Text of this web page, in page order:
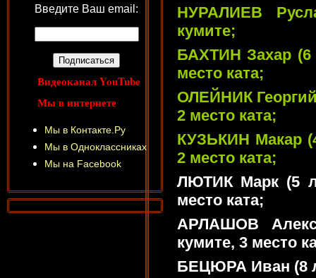
НУРАЛИЕВ
кумите;
БАХТИН Захар (6
место ката;
ОЛЕЙНИК
2 место ката;
КУЗЬКИН Макар
2 место ката;
ЛЮТИК Марк (5
место ката;
АРЛАШОВ
кумите, 3 место
БЕЦЮРА Иван (8
Введите Ваш email:
Видеоканал YouTube
Мы в интернете
Мы в Контакте.Ру
Мы в Одноклассниках
Мы на Facebook